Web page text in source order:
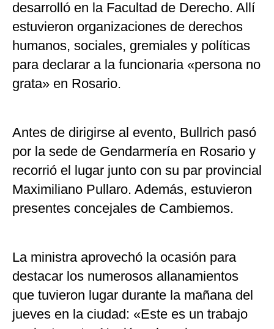
desarrolló en la Facultad de Derecho. Allí
estuvieron organizaciones de derechos
humanos, sociales, gremiales y políticas
para declarar a la funcionaria «persona no
grata» en Rosario.
Antes de dirigirse al evento, Bullrich pasó
por la sede de Gendarmería en Rosario y
recorrió el lugar junto con su par provincial
Maximiliano Pullaro. Además, estuvieron
presentes concejales de Cambiemos.
La ministra aprovechó la ocasión para
destacar los numerosos allanamientos
que tuvieron lugar durante la mañana del
jueves en la ciudad: «Este es un trabajo